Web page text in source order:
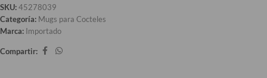
SKU:45278039
Categoría: Mugs para Cocteles
Marca: Importado
Compartir: